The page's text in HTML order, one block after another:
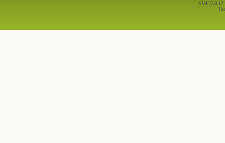
SMF 2.0.17